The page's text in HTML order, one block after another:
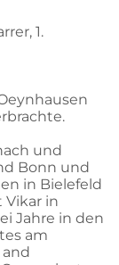
1.
und
Bonn und
in Bielefeld
Vikar in
Jahre in den
am